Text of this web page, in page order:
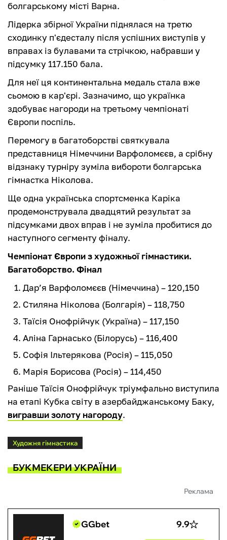
болгарському місті Варна.
Лідерка збірної України піднялася на третю
сходинку п'єдесталу після успішних виступів у
вправах із булавами та стрічкою, набравши у
підсумку 117.150 бала.
Для неї ця континентальна медаль стала вже
сьомою в кар'єрі. Зазначимо, що українка
здобуває нагороди на третьому чемпіонаті
Європи поспіль.
Перемогу в багатоборстві святкувала
представниця Німеччини Варфоломєєв, а срібну
відзнаку турніру зуміла вибороти болгарська
гімнастка Ніколова.
Ще одна українська спортсменка Каріка
продемонструвала двадцятий результат за
підсумками двох вправ і не зуміла пробитися до
наступного сегменту фіналу.
Чемпіонат Європи з художньої гімнастики.
Багатоборство. Фінал
Дар’я Варфоломєєв (Німеччина) – 120,150
Стиляна Ніколова (Болгарія) – 118,750
Таїсія Онофрійчук (Україна) – 117,150
Аліна Гарнасько (Білорусь) – 116,400
Софія Ільтерякова (Росія) – 115,050
Марія Борисова (Росія) – 114,450
Раніше Таїсія Онофрійчук тріумфально виступила
на етапі Кубка світу в азербайджанському Баку,
вигравши золоту нагороду.
Художня гімнастика
БУКМЕКЕРИ УКРАЇНИ
Реклама
GGbet 9.9